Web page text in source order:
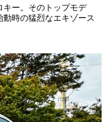
ー。そのトップモデ
時の猛烈なエキゾース